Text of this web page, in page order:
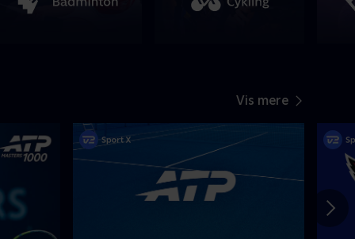
Vis mere